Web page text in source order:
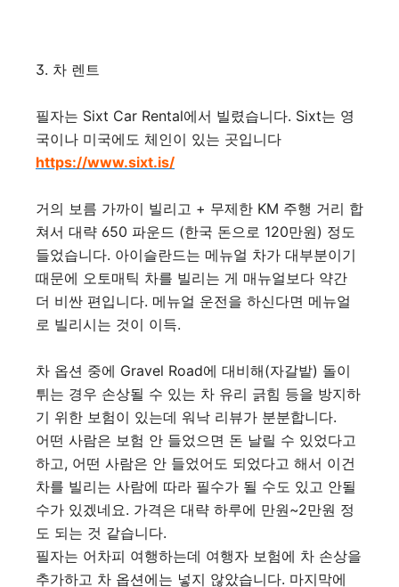
3. 차 렌트
필자는 Sixt Car Rental에서 빌렸습니다. Sixt는 영
국이나 미국에도 체인이 있는 곳입니다
https://www.sixt.is/
거의 보름 가까이 빌리고 + 무제한 KM 주행 거리 합
쳐서 대략 650 파운드 (한국 돈으로 120만원) 정도
들었습니다. 아이슬란드는 메뉴얼 차가 대부분이기
때문에 오토매틱 차를 빌리는 게 매뉴얼보다 약간
더 비싼 편입니다. 메뉴얼 운전을 하신다면 메뉴얼
로 빌리시는 것이 이득.
차 옵션 중에 Gravel Road에 대비해(자갈밭) 돌이
튀는 경우 손상될 수 있는 차 유리 긁힘 등을 방지하
기 위한 보험이 있는데 워낙 리뷰가 분분합니다.
어떤 사람은 보험 안 들었으면 돈 날릴 수 있었다고
하고, 어떤 사람은 안 들었어도 되었다고 해서 이건
차를 빌리는 사람에 따라 필수가 될 수도 있고 안될
수가 있겠네요. 가격은 대략 하루에 만원~2만원 정
도 되는 것 같습니다.
필자는 어차피 여행하는데 여행자 보험에 차 손상을
추가하고 차 옵션에는 넣지 않았습니다. 마지막에